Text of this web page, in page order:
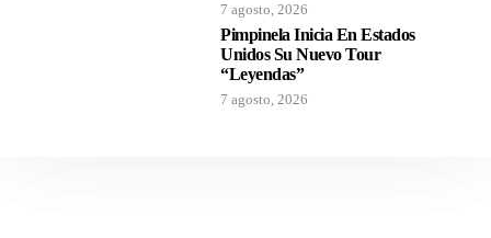
7 agosto, 2026
Pimpinela Inicia En Estados
Unidos Su Nuevo Tour
“Leyendas”
7 agosto, 2026